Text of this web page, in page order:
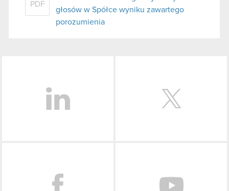
PDF
głosów w Spółce wyniku zawartego
porozumienia